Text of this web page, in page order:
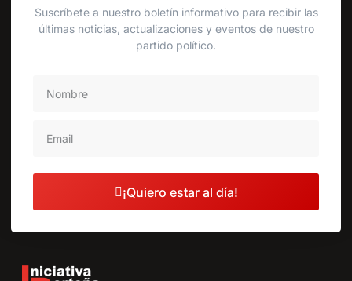
Suscríbete a nuestro boletín informativo para recibir las
últimas noticias, actualizaciones y eventos de nuestro
partido político.
¡Quiero estar al día!